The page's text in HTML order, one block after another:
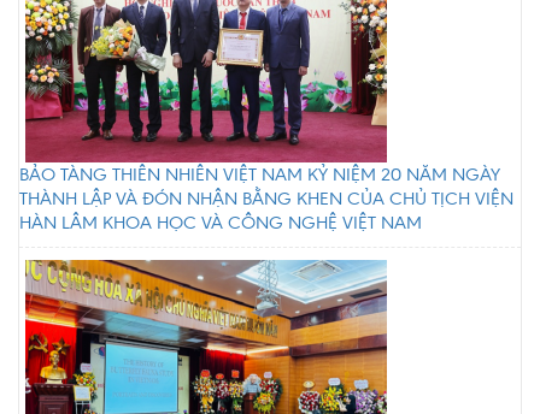
BẢO TÀNG THIÊN NHIÊN VIỆT NAM KỶ NIỆM 20 NĂM NGÀY
THÀNH LẬP VÀ ĐÓN NHẬN BẰNG KHEN CỦA CHỦ TỊCH VIỆN
HÀN LÂM KHOA HỌC VÀ CÔNG NGHỆ VIỆT NAM